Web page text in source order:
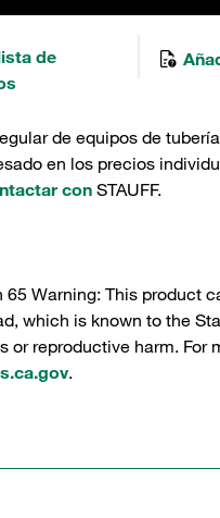
de
de equipos de
en los precios
con STAUFF.
Warning: This product
which is known to the
or reproductive harm. For
.